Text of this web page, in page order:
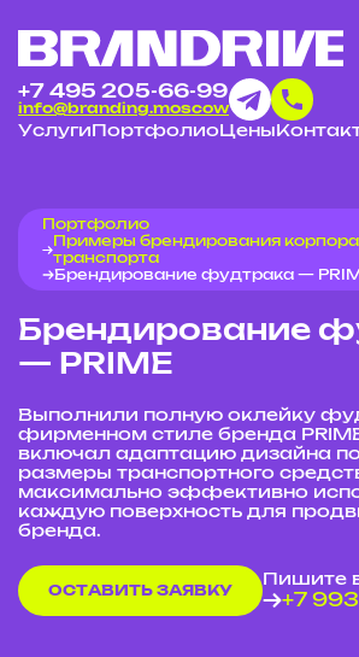
Услуги Портфолио Цены
+7 495 205-66-99
info@branding.moscow
Портфолио
Примеры брендирования
транспорта
Брендирование фудтрака —
Брендирование
— PRIME
Выполнили полную оклейку
фирменном стиле бренда
включал адаптацию дизайна
размеры транспортного
максимально эффективно
каждую поверхность для
бренда.
ОСТАВИТЬ ЗАЯВКУ
Пишите
+7